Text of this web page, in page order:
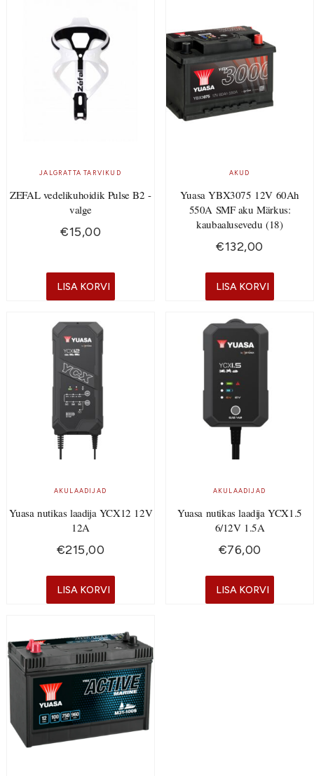
JALGRATTA TARVIKUD
ZEFAL vedelikuhoidik Pulse B2 -
valge
€15,00
LISA KORVI
AKUD
Yuasa YBX3075 12V 60Ah
550A SMF aku Märkus:
kaubaalusevedu (18)
€132,00
LISA KORVI
AKULAADIJAD
Yuasa nutikas laadija YCX12 12V
12A
€215,00
LISA KORVI
AKULAADIJAD
Yuasa nutikas laadija YCX1.5
6/12V 1.5A
€76,00
LISA KORVI